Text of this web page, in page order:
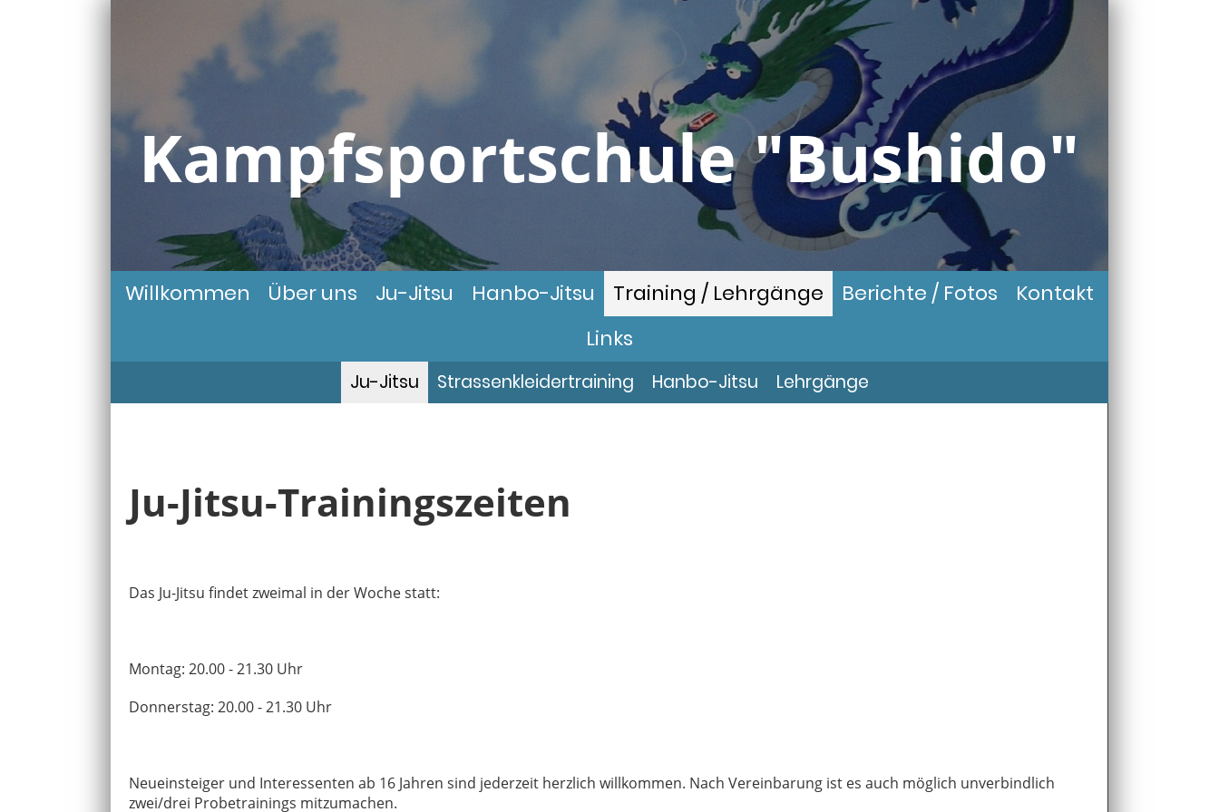
Kampfsportschule "Bushido"
Willkommen Über uns Ju-Jitsu Hanbo-Jitsu Training / Lehrgänge Berichte / Fotos
Kontakt
Links
Ju-Jitsu Strassenkleidertraining Hanbo-Jitsu Lehrgänge
Ju-Jitsu-Trainingszeiten
Das Ju-Jitsu findet zweimal in der Woche statt:
Montag: 20.00 - 21.30 Uhr
Donnerstag: 20.00 - 21.30 Uhr
Neueinsteiger und Interessenten ab 16 Jahren sind jederzeit herzlich willkommen. Nach Vereinbarung ist es auch möglich unverbindlich
zwei/drei Probetrainings mitzumachen.